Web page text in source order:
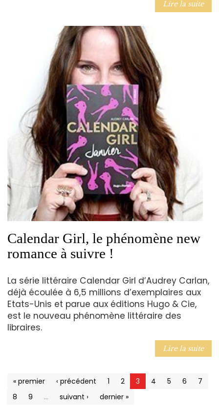
Lire la suite
Calendar Girl, le phénomène new
romance à suivre !
La série littéraire Calendar Girl d’Audrey Carlan,
déjà écoulée à 6,5 millions d’exemplaires aux
Etats-Unis et parue aux éditions Hugo & Cie,
est le nouveau phénomène littéraire des
libraires.
Lire la suite
« premier ‹ précédent 1 2 3 4 5 6
7
8
9 … suivant › dernier »